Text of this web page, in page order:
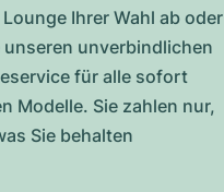
Lounge Ihrer Wahl ab oder
unseren unverbindlichen
für alle sofort
Modelle. Sie zahlen nur,
Sie behalten